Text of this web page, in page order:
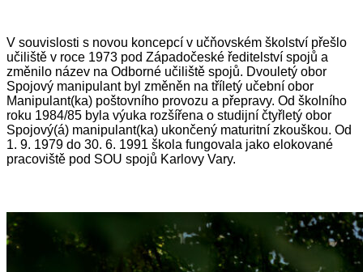
V souvislosti s novou koncepcí v učňovském školství přešlo
učiliště v roce 1973 pod Západočeské ředitelství spojů a
změnilo název na Odborné učiliště spojů. Dvouletý obor
Spojový manipulant byl změněn na tříletý učební obor
Manipulant(ka) poštovního provozu a přepravy. Od školního
roku 1984/85 byla výuka rozšířena o studijní čtyřletý obor
Spojový(á) manipulant(ka) ukončený maturitní zkouškou. Od
1. 9. 1979 do 30. 6. 1991 škola fungovala jako elokované
pracoviště pod SOU spojů Karlovy Vary.